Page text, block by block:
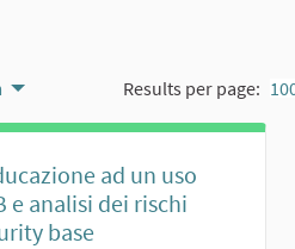
Results per page:
ad un uso
e analisi dei rischi
base